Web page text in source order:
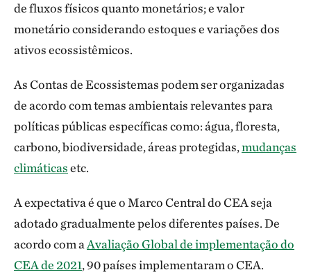
de fluxos físicos quanto monetários; e valor
monetário considerando estoques e variações dos
ativos ecossistêmicos.
As Contas de Ecossistemas podem ser organizadas
de acordo com temas ambientais relevantes para
políticas públicas específicas como: água, floresta,
carbono, biodiversidade, áreas protegidas,mudanças
climáticasetc.
A expectativa é que o Marco Central do CEA seja
adotado gradualmente pelos diferentes países. De
acordo com a Avaliação Global de implementação do
CEA de 2021, 90 países implementaram o CEA.